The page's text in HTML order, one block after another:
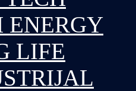
ENERGY
LIFE